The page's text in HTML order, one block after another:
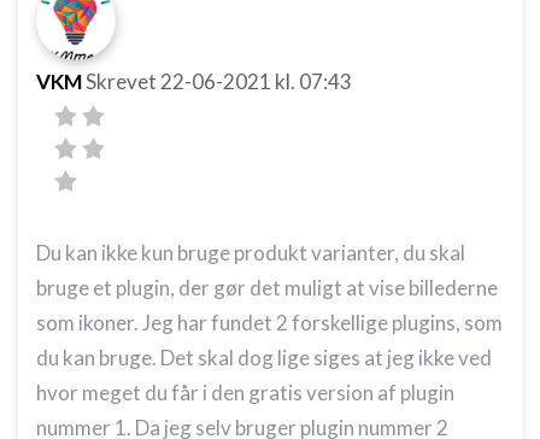
VKMSkrevet 22-06-2021 kl. 07:43
Du kan ikke kun bruge produkt varianter, du skal
bruge et plugin, der gør det muligt at vise billederne
som ikoner. Jeg har fundet 2 forskellige plugins, som
du kan bruge. Det skal dog lige siges at jeg ikke ved
hvor meget du får i den gratis version af plugin
nummer 1. Da jeg selv bruger plugin nummer 2